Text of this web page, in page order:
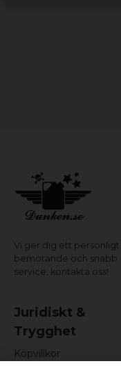
Vi ger dig ett personligt
bemötande och snabb
service, kontakta oss!
Juridiskt &
Trygghet
Köpvillkor